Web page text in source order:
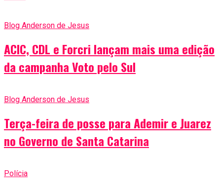
Blog Anderson de Jesus
ACIC, CDL e Forcri lançam mais uma edição
da campanha Voto pelo Sul
Blog Anderson de Jesus
Terça-feira de posse para Ademir e Juarez
no Governo de Santa Catarina
Polícia